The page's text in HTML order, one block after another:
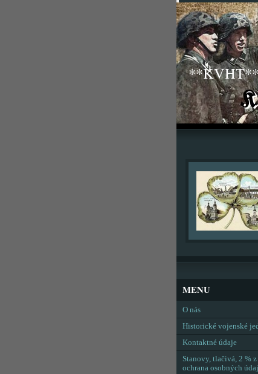
**KVHT**
MENU
O nás
Historické vojenské
Kontaktné údaje
Stanovy, tlačivá, 2 % z
ochrana osobných